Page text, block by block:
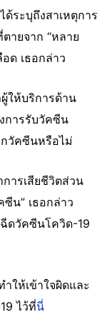
ด้ระบุถึงสาเหตุการ
ายจาก “หลาย
ด เธอกล่าว
ให้บริการด้าน
การรับวัคซีน
กวัคซีนหรือไม่
การเสียชีวิตส่วน
น” เธอกล่าว
ดวัคซีนโควิด-19
ให้เข้าใจผิดและ
19ไว้ที่นี่